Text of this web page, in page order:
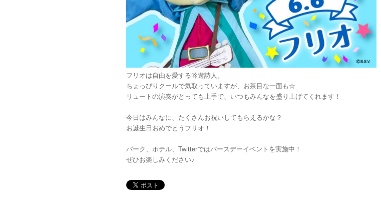
フリオは自由を愛する吟遊詩人。
ちょっぴりクールで気取っていますが、お茶目な一面も☆
リュートの演奏がとっても上手で、いつもみんなを盛り上げてくれます！
今日はみんなに、たくさんお祝いしてもらえるかな？
お誕生日おめでとうフリオ！
パーク、ホテル、Twitterではバースデーイベントを実施中！
ぜひお楽しみください♪